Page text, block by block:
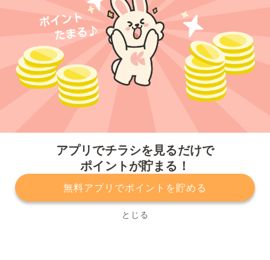
アプリでチラシを見るだけで
ポイントが貯まる！
無料アプリでポイントを貯める
とじる
プライバシーポリシー 利用規約
運営会社
サービスに関してのお問い合わせ